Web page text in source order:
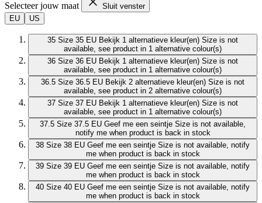
Selecteer jouw maat
Sluit venster
EU
US
35 Size 35 EU Bekijk 1 alternatieve kleur(en) Size is not
available, see product in 1 alternative colour(s)
36 Size 36 EU Bekijk 1 alternatieve kleur(en) Size is not
available, see product in 1 alternative colour(s)
36.5 Size 36.5 EU Bekijk 2 alternatieve kleur(en) Size is not
available, see product in 2 alternative colour(s)
37 Size 37 EU Bekijk 1 alternatieve kleur(en) Size is not
available, see product in 1 alternative colour(s)
37.5 Size 37.5 EU Geef me een seintje Size is not available,
notify me when product is back in stock
38 Size 38 EU Geef me een seintje Size is not available, notify
me when product is back in stock
39 Size 39 EU Geef me een seintje Size is not available, notify
me when product is back in stock
40 Size 40 EU Geef me een seintje Size is not available, notify
me when product is back in stock